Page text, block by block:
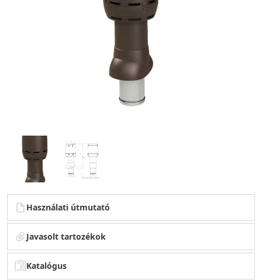
Használati útmutató
Javasolt tartozékok
Katalógus